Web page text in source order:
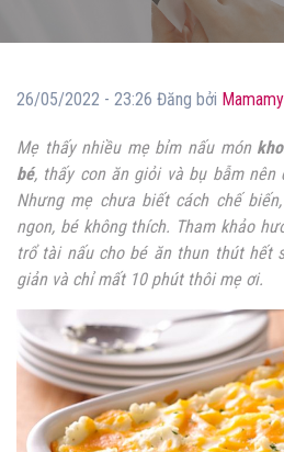
26/05/2022 - 23:26 Đăng bởi Mamamy
Mẹ thấy nhiều mẹ bỉm nấu món
bé, thấy con ăn giỏi và bụ bẫm nên
Nhưng mẹ chưa biết cách chế
ngon, bé không thích. Tham khảo
trổ tài nấu cho bé ăn thun thút hết
giản và chỉ mất 10 phút thôi mẹ ơi.